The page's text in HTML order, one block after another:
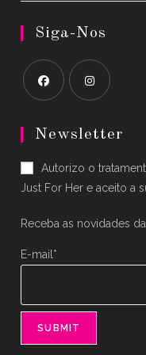
Siga-Nos
in
new
tab
in
new
tab
Newsletter
Autorizo o
Just For Her e aceito a
Receba as novidades
E-mail*